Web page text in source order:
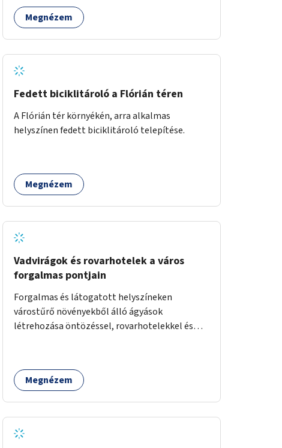
Megnézem
Fedett biciklitároló a Flórián téren
A Flórián tér környékén, arra alkalmas
helyszínen fedett biciklitároló telepítése.
Megnézem
Vadvirágok és rovarhotelek a város
forgalmas pontjain
Forgalmas és látogatott helyszíneken
várostűrő növényekből álló ágyások
létrehozása öntözéssel, rovarhotelekkel és
Megnézem